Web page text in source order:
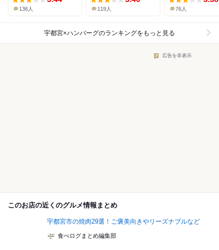
136人 119人 76人
宇都宮×ハンバーグのランキングをもっと見る
広告を非表示
このお店の近くのグルメ情報まとめ
宇都宮市の焼肉29選！ご褒美向きやリーズナブルなど
食べログまとめ編集部